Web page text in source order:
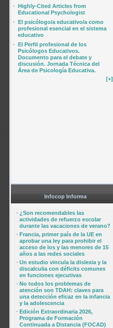
· Highly-Cited Articles from
Educational Psychologist
· El psicólogo/a educativo/a como
profesional esencial en el sistema
educativo
· El Perfil profesional de los
Psicólogos Educativos.
Documento para el debate y
discusión. Jornada Técnica del
Área de Psicología Educativa.
[+]
Infocop Informa
· ¿Son recomendables las
actividades de refuerzo escolar
durante las vacaciones de verano?
· Francia, primer país de la UE en
aprobar una ley para prohibir el
acceso de los y las menores de 15
años a las redes sociales
· Un estudio vincula la dislexia y la
discalculia con déficits comunes
en funciones ejecutivas
· No todos los problemas de
atención son TDAH: claves para
una detección eficaz en la infancia
y la adolescencia
· Edición Extraordinaria 2026,
Programa de Formación
Continuada a Distancia (FOCAD)